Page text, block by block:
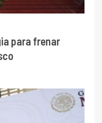
para frenar